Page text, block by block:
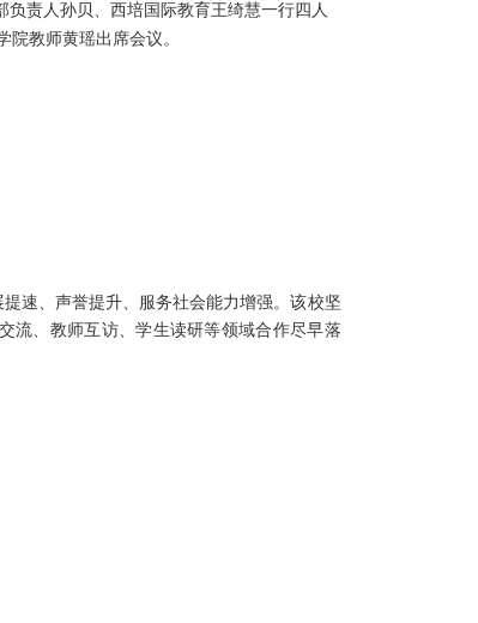
负责人孙贝、西培国际教育王绮慧一行四人
教师黄瑶出席会议。
速、声誉提升、服务社会能力增强。该校坚
流、教师互访、学生读研等领域合作尽早落